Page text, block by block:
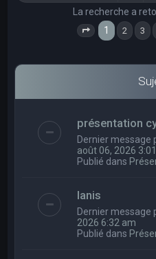
La recherche a
Page 1 sur
1 2 3
présentation
Dernier message
août 06, 2026
Publié dans
Ianis
Dernier message
2026 6:32 am
Publié dans